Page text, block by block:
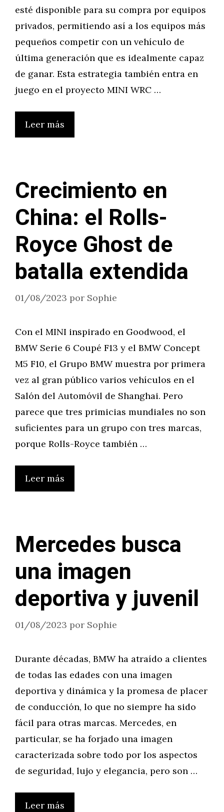
esté disponible para su compra por equipos
privados, permitiendo así a los equipos más
pequeños competir con un vehículo de
última generación que es idealmente capaz
de ganar. Esta estrategia también entra en
juego en el proyecto MINI WRC …
Leer más
Crecimiento en
China: el Rolls-
Royce Ghost de
batalla extendida
01/08/2023 por Sophie
Con el MINI inspirado en Goodwood, el
BMW Serie 6 Coupé F13 y el BMW Concept
M5 F10, el Grupo BMW muestra por primera
vez al gran público varios vehículos en el
Salón del Automóvil de Shanghai. Pero
parece que tres primicias mundiales no son
suficientes para un grupo con tres marcas,
porque Rolls-Royce también …
Leer más
Mercedes busca
una imagen
deportiva y juvenil
01/08/2023 por Sophie
Durante décadas, BMW ha atraído a clientes
de todas las edades con una imagen
deportiva y dinámica y la promesa de placer
de conducción, lo que no siempre ha sido
fácil para otras marcas. Mercedes, en
particular, se ha forjado una imagen
caracterizada sobre todo por los aspectos
de seguridad, lujo y elegancia, pero son …
Leer más